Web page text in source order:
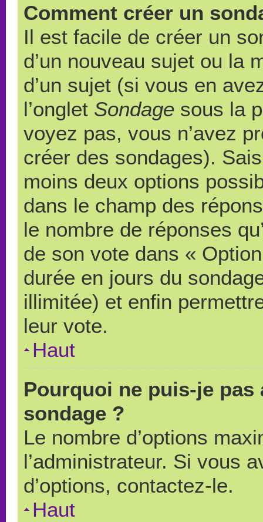
Comment créer un
Il est facile de créer un
d’un nouveau sujet ou la
d’un sujet (si vous en
l’onglet Sondage sous la
voyez pas, vous n’avez
créer des sondages).
moins deux options
dans le champ des
le nombre de réponses
de son vote dans «
durée en jours du
illimitée) et enfin
leur vote.
Haut
Pourquoi ne puis-je
sondage ?
Le nombre d’options
l’administrateur. Si vous
d’options, contactez-le.
Haut